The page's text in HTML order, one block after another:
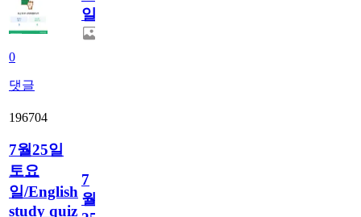
0
댓글
일
196704
7월25일
토요
일/English
study quiz
7
월